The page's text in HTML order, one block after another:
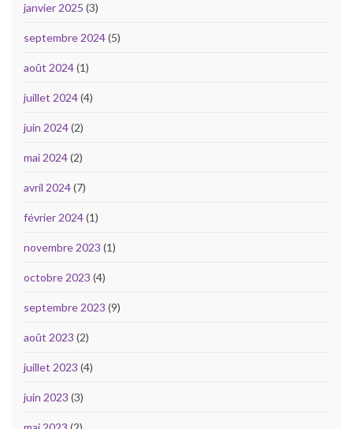
janvier 2025 (3)
septembre 2024(5)
août 2024(1)
juillet 2024(4)
juin 2024(2)
mai 2024(2)
avril 2024(7)
février 2024(1)
novembre 2023 (1)
octobre 2023 (4)
septembre 2023 (9)
août 2023 (2)
juillet 2023 (4)
juin 2023 (3)